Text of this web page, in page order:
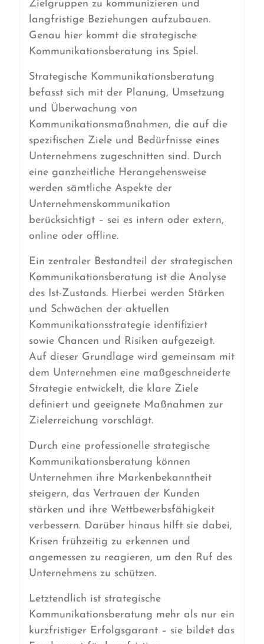
Zielgruppen zu kommunizieren und
langfristige Beziehungen aufzubauen.
Genau hier kommt die strategische
Kommunikationsberatung ins Spiel.
Strategische Kommunikationsberatung
befasst sich mit der Planung, Umsetzung
und Überwachung von
Kommunikationsmaßnahmen, die auf die
spezifischen Ziele und Bedürfnisse eines
Unternehmens zugeschnitten sind. Durch
eine ganzheitliche Herangehensweise
werden sämtliche Aspekte der
Unternehmenskommunikation
berücksichtigt – sei es intern oder extern,
online oder offline.
Ein zentraler Bestandteil der strategischen
Kommunikationsberatung ist die Analyse
des Ist-Zustands. Hierbei werden Stärken
und Schwächen der aktuellen
Kommunikationsstrategie identifiziert
sowie Chancen und Risiken aufgezeigt.
Auf dieser Grundlage wird gemeinsam mit
dem Unternehmen eine maßgeschneiderte
Strategie entwickelt, die klare Ziele
definiert und geeignete Maßnahmen zur
Zielerreichung vorschlägt.
Durch eine professionelle strategische
Kommunikationsberatung können
Unternehmen ihre Markenbekanntheit
steigern, das Vertrauen der Kunden
stärken und ihre Wettbewerbsfähigkeit
verbessern. Darüber hinaus hilft sie dabei,
Krisen frühzeitig zu erkennen und
angemessen zu reagieren, um den Ruf des
Unternehmens zu schützen.
Letztendlich ist strategische
Kommunikationsberatung mehr als nur ein
kurzfristiger Erfolgsgarant – sie bildet das